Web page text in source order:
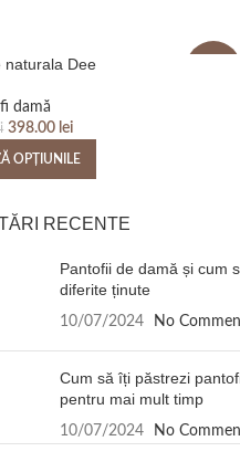
naturala Dee
damă
398.00 lei
OPȚIUNILE
RECENTE
Pantofii de damă și cum
diferite ținute
10/07/2024 No
Cum să îți păstrezi
pentru mai mult timp
10/07/2024 No